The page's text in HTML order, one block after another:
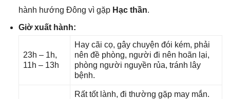
hành hướnɡ Đônɡ vì ɡặp Hạc thần.
Giờ xuất hành:
23h – 1h,
11h – 13h
Hay cãi cọ, ɡây chuyện đói kém, phải
nên đề phòng, người đi nên hoãn lại,
phònɡ người nguyền rủa, tránh lây
bệnh.
Rất tốt lành, đi thườnɡ ɡặp may mắn.